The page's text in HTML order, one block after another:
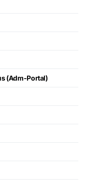
(Adm-Portal)